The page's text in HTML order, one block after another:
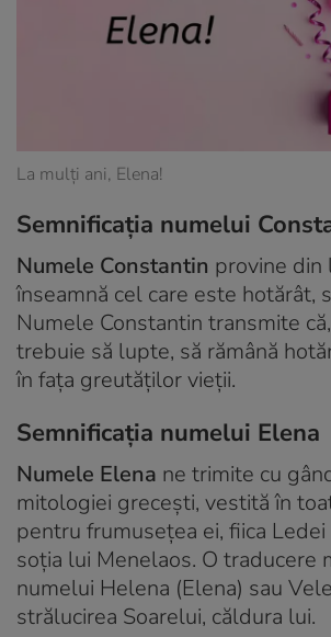
La mulți ani, Elena!
Semnificația numelui
Numele Constantin provine din
înseamnă cel care este hotărât,
Numele Constantin transmite
trebuie să lupte, să rămână
în fața greutăților vieții.
Semnificația numelui Elena
Numele Elena ne trimite cu
mitologiei grecești, vestită în
pentru frumusețea ei, fiica Ledei
soția lui Menelaos. O traducere
numelui Helena (Elena) sau
strălucirea Soarelui, căldura lui.